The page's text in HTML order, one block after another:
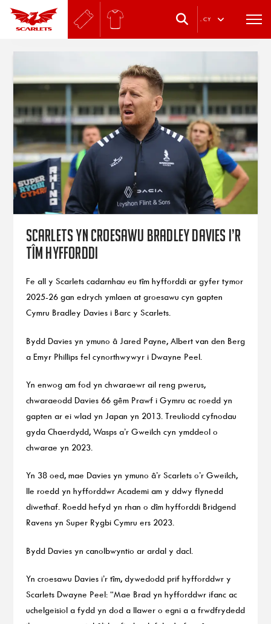
. CY
Scarlets yn croesawu Bradley Davies i’r
tîm hyfforddi
Fe all y Scarlets cadarnhau eu tîm hyfforddi ar gyfer tymor
2025-26 gan edrych ymlaen at groesawu cyn gapten
Cymru Bradley Davies i Barc y Scarlets.
Bydd Davies yn ymuno â Jared Payne, Albert van den Berg
a Emyr Phillips fel cynorthwywyr i Dwayne Peel.
Yn enwog am fod yn chwaraewr ail reng pwerus,
chwaraeodd Davies 66 gêm Prawf i Gymru ac roedd yn
gapten ar ei wlad yn Japan yn 2013. Treuliodd cyfnodau
gyda Chaerdydd, Wasps a’r Gweilch cyn ymddeol o
chwarae yn 2023.
Yn 38 oed, mae Davies yn ymuno â’r Scarlets o’r Gweilch,
lle roedd yn hyfforddwr Academi am y ddwy flynedd
diwethaf. Roedd hefyd yn rhan o dîm hyfforddi Bridgend
Ravens yn Super Rygbi Cymru ers 2023.
Bydd Davies yn canolbwyntio ar ardal y dacl.
Yn croesawu Davies i’r tîm, dywedodd prif hyfforddwr y
Scarlets Dwayne Peel: “Mae Brad yn hyfforddwr ifanc ac
uchelgeisiol a fydd yn dod a llawer o egni a a frwdfrydedd